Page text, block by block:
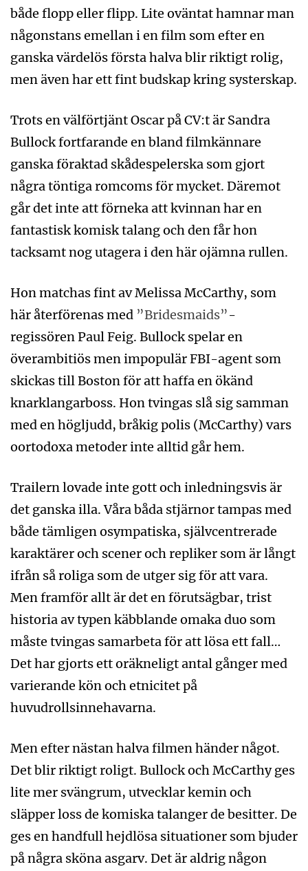
både flopp eller flipp. Lite oväntat hamnar man
någonstans emellan i en film som efter en
ganska värdelös första halva blir riktigt rolig,
men även har ett fint budskap kring systerskap.
Trots en välförtjänt Oscar på CV:t är Sandra
Bullock fortfarande en bland filmkännare
ganska föraktad skådespelerska som gjort
några töntiga romcoms för mycket. Däremot
går det inte att förneka att kvinnan har en
fantastisk komisk talang och den får hon
tacksamt nog utagera i den här ojämna rullen.
Hon matchas fint av Melissa McCarthy, som
här återförenas med ”Bridesmaids”-
regissören Paul Feig. Bullock spelar en
överambitiös men impopulär FBI-agent som
skickas till Boston för att haffa en ökänd
knarklangarboss. Hon tvingas slå sig samman
med en högljudd, bråkig polis (McCarthy) vars
oortodoxa metoder inte alltid går hem.
Trailern lovade inte gott och inledningsvis är
det ganska illa. Våra båda stjärnor tampas med
både tämligen osympatiska, självcentrerade
karaktärer och scener och repliker som är långt
ifrån så roliga som de utger sig för att vara.
Men framför allt är det en förutsägbar, trist
historia av typen käbblande omaka duo som
måste tvingas samarbeta för att lösa ett fall…
Det har gjorts ett oräkneligt antal gånger med
varierande kön och etnicitet på
huvudrollsinnehavarna.
Men efter nästan halva filmen händer något.
Det blir riktigt roligt. Bullock och McCarthy ges
lite mer svängrum, utvecklar kemin och
släpper loss de komiska talanger de besitter. De
ges en handfull hejdlösa situationer som bjuder
på några sköna asgarv. Det är aldrig någon